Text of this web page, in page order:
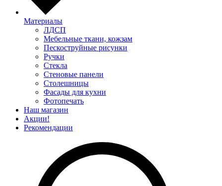
Материалы
ЛДСП
Мебельные ткани, кожзам
Пескоструйные рисунки
Ручки
Стекла
Стеновые панели
Столешницы
Фасады для кухни
Фотопечать
Наш магазин
Акции!
Рекомендации